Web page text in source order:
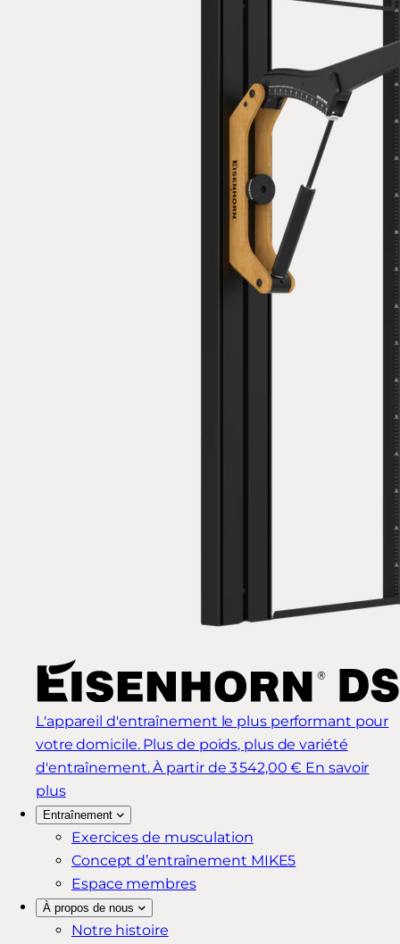
L'appareil d'entraînement le plus performant pour
votre domicile. Plus de poids, plus de variété
d'entraînement. À partir de 3 542,00 € En savoir
plus
Entraînement
Exercices de musculation
Concept d’entraînement MIKE5
Espace membres
À propos de nous
Notre histoire